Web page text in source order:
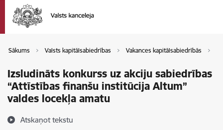
Sākums Valsts kapitālsabiedrības Vakances kapitālsabiedrībās
Izsludināts konkurss uz akciju sabiedrības
“Attīstības finanšu institūcija Altum”
valdes locekļa amatu
Atskaņot tekstu